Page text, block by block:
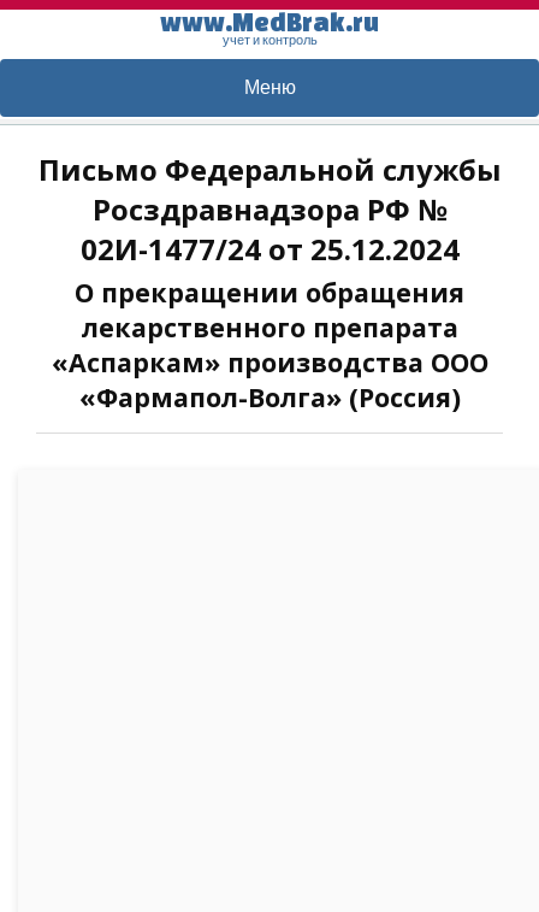
www.MedBrak.ru
учет и контроль
Меню
Письмо Федеральной службы
Росздравнадзора РФ №
02И-1477/24 от 25.12.2024
О прекращении обращения
лекарственного препарата
«Аспаркам» производства ООО
«Фармапол-Волга» (Россия)